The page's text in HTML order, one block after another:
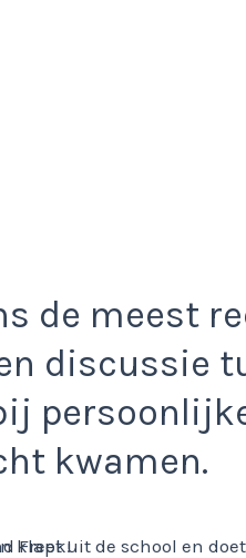
de meest
discussie
kwamen.